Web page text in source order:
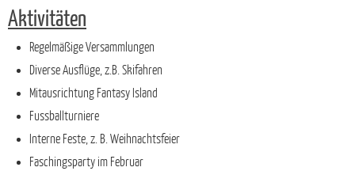
Aktivitäten
Regelmäßige Versammlungen
Diverse Ausflüge, z.B. Skifahren
Mitausrichtung Fantasy Island
Fussballturniere
Interne Feste, z. B. Weihnachtsfeier
Faschingsparty im Februar